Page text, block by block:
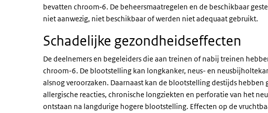
bevatten chroom‐6. De beheersmaatregelen en de beschikbaar
niet aanwezig, niet beschikbaar of werden niet adequaat gebruikt.
Schadelijke gezondheidseffecten
De deelnemers en begeleiders die aan treinen of nabij treinen
chroom-6. De blootstelling kan longkanker, neus- en
alsnog veroorzaken. Daarnaast kan de blootstelling destijds
allergische reacties, chronische longziekten en perforatie van het
ontstaan na langdurige hogere blootstelling. Effecten op de